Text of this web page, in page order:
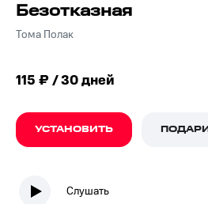
Безотказная
Тома Полак
115 ₽ / 30 дней
УСТАНОВИТЬ
Слушать